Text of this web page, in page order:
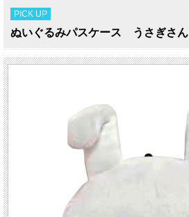
PICK UP
ぬいぐるみパスケース うさぎさん